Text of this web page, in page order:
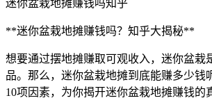
迷你盆栽地摊赚钱吗知乎
**迷你盆栽地摊赚钱吗？知乎大揭秘**
想要通过摆地摊赚取可观收入，迷你盆栽
品。那么，迷你盆栽地摊到底能赚多少钱
10项因素，为你揭开迷你盆栽地摊赚钱的